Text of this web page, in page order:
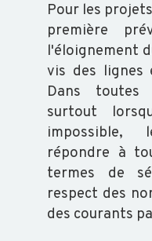
Pour les
première
l'éloignement
vis des lignes
Dans toutes
surtout
répondre à
termes de
respect des
des courants